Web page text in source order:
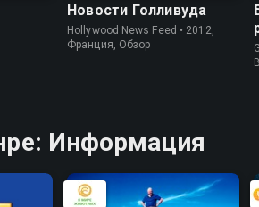
Новости Голливуда
Hollywood News Feed • 2012,
Франция, Обзор
Информация